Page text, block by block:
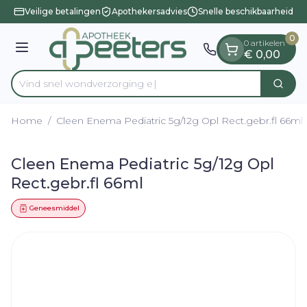
Ga naar de inhoud
1 van 1
Veilige betalingen Apothekersadvies Snelle beschikbaarheid
Menu
Product, merk, categorie...
Vind snel wondver Zoek
0 artikelen
€ 0,00
0
Home / Cleen Enema Pediatric 5g/12g Opl Rect.gebr.fl 66ml
Cleen Enema Pediatric 5g/12g Opl
Rect.gebr.fl 66ml
Geneesmiddel